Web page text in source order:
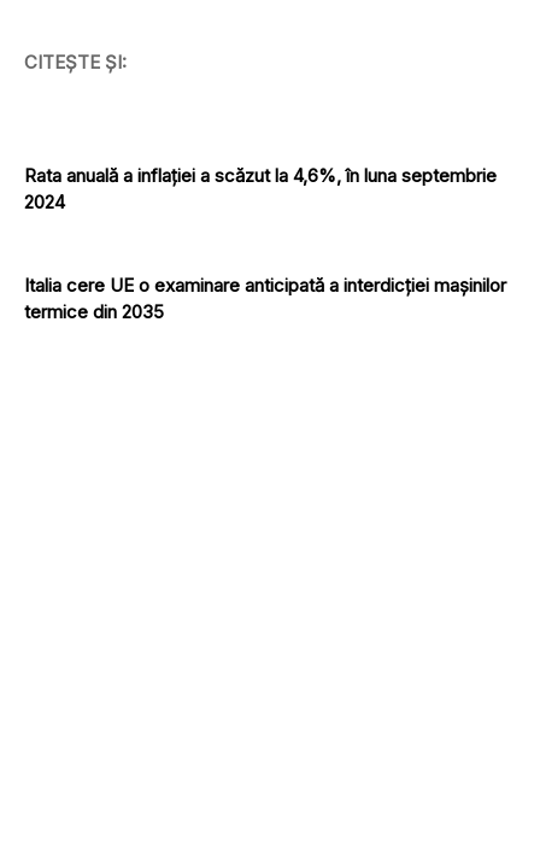
CITEȘTE ȘI:
Rata anuală a inflaţiei a scăzut la 4,6%, în luna septembrie
2024
Italia cere UE o examinare anticipată a interdicției mașinilor
termice din 2035